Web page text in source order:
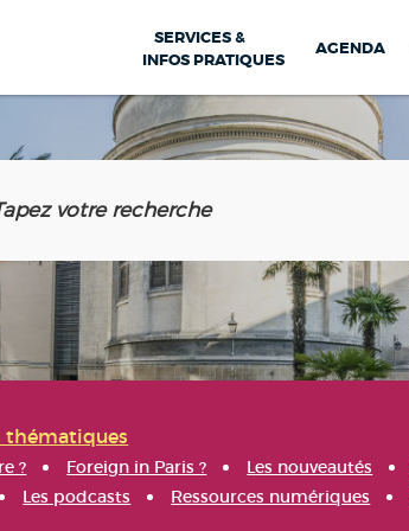
SERVICES &
INFOS PRATIQUES
AGENDA
thématiques
? Foreign in Paris ? Les nouveautés
Les podcasts Ressources numériques